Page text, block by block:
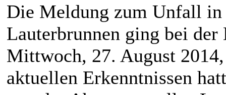
Die Meldung zum Unfall in
Lauterbrunnen ging bei
Mittwoch, 27. August
aktuellen Erkenntnissen